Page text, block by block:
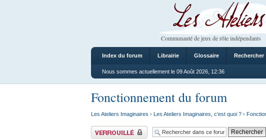
Les Ateliers
Communauté de jeux de rôle indépendants
Index du forum Librairie Glossaire Rechercher
Nous sommes actuellement le 09 Août 2026, 12:36
Fonctionnement du forum
Les Ateliers Imaginaires › Les Ateliers Imaginaires, c’est quoi ? ›
Forum verrouillé